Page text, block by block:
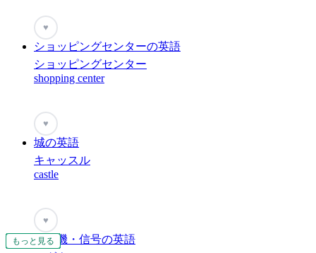
もっと見る
もっと見る
もっと見る
もっと見る
もっと見る
もっと見る
もっと見る
もっと見る
もっと見る
もっと見る
もっと見る
もっと見る
もっと見る
もっと見る
もっと見る
もっと見る
♥
ショッピングセンターの英語
ショッピングセンター
shopping center
♥
城の英語
キャッスル
castle
♥
信号機・信号の英語
もっと見る
もっと見る
もっと見る
もっと見る
もっと見る
もっと見る
もっと見る
もっと見る
もっと見る
もっと見る
もっと見る
もっと見る
もっと見る